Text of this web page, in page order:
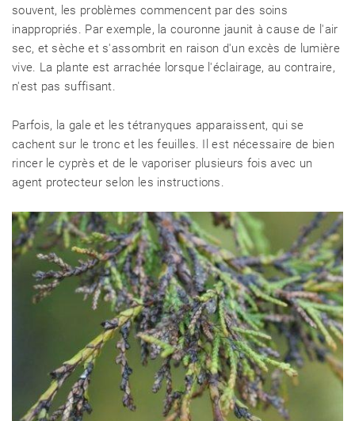
souvent, les problèmes commencent par des soins
inappropriés. Par exemple, la couronne jaunit à cause de l'air
sec, et sèche et s'assombrit en raison d'un excès de lumière
vive. La plante est arrachée lorsque l'éclairage, au contraire,
n'est pas suffisant.
Parfois, la gale et les tétranyques apparaissent, qui se
cachent sur le tronc et les feuilles. Il est nécessaire de bien
rincer le cyprès et de le vaporiser plusieurs fois avec un
agent protecteur selon les instructions.